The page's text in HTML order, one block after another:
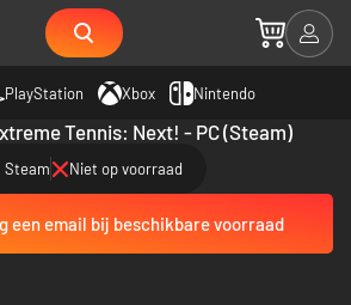
PlayStation Xbox Nintendo
Tennis: Next! - PC (Steam)
Steam Niet op voorraad
een email bij beschikbare voorraad